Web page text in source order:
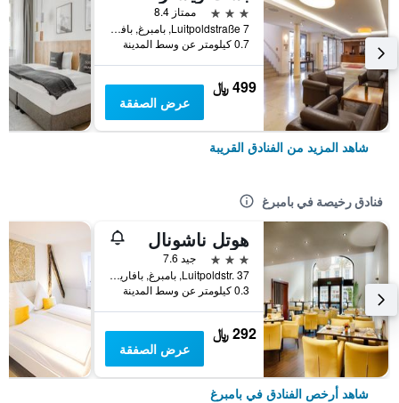
3 نجوم
ممتاز 8.4
Luitpoldstraße 7, بامبرغ, بافاريا, ألمانيا
0.7 كيلومتر عن وسط المدينة
499 ﷼
عرض الصفقة
شاهد المزيد من الفنادق القريبة
فنادق رخيصة في بامبرغ
هوتل ناشونال
3 نجوم
جيد 7.6
Luitpoldstr. 37, بامبرغ, بافاريا, ألمانيا
0.3 كيلومتر عن وسط المدينة
292 ﷼
عرض الصفقة
شاهد أرخص الفنادق في بامبرغ